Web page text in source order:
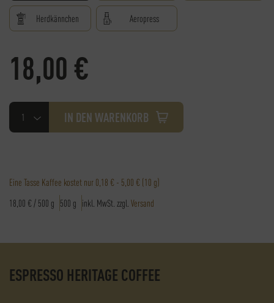
Herdkännchen Aeropress
Espresso
Heritage
IN DEN WARENKORB
18,00€
Eine Tasse Kaffee kostet nur0,18 € - 5,00 € (10 g)
18,00 € /500 g 500 g inkl. MwSt. zzgl. Versand
ESPRESSO HERITAGE COFFEE